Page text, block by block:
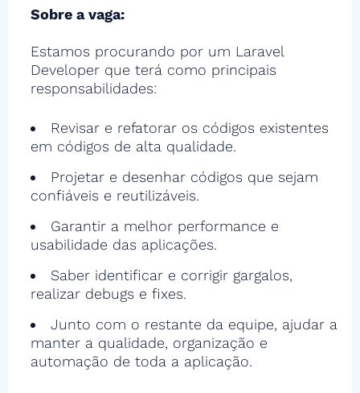
Sobre a vaga:
Estamos procurando por um Laravel
Developer que terá como principais
responsabilidades:
Revisar e refatorar os códigos existentes
em códigos de alta qualidade.
Projetar e desenhar códigos que sejam
confiáveis e reutilizáveis.
Garantir a melhor performance e
usabilidade das aplicações.
Saber identificar e corrigir gargalos,
realizar debugs e fixes.
Junto com o restante da equipe, ajudar a
manter a qualidade, organização e
automação de toda a aplicação.